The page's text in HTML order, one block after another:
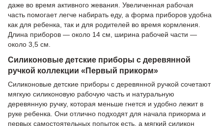
даже во время активного жевания. Увеличенная рабочая
часть помогает легче набирать еду, а форма приборов удобна
как для ребенка, так и для родителей во время кормления.
Длина приборов — около 14 см, ширина рабочей части —
около 3,5 см.
Силиконовые детские приборы с деревянной
ручкой коллекции «Первый прикорм»
Силиконовые детские приборы с деревянной ручкой сочетают
мягкую силиконовую рабочую часть и натуральную
деревянную ручку, которая меньше гнется и удобно лежит в
руке ребенка. Они отлично подходят для начала прикорма и
первых самостоятельных попыток есть, а мягкий силикон